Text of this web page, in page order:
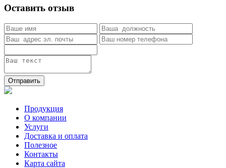
Оставить отзыв
Отправить
Продукция
О компании
Услуги
Доставка и оплата
Полезное
Контакты
Карта сайта